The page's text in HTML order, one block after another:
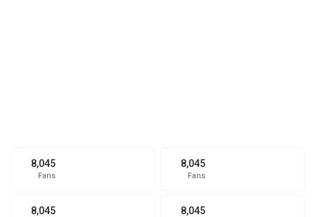
8,045
Fans
8,045
Fans
8,045 8,045